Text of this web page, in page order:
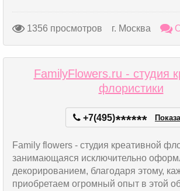
1356 просмотров г. Москва
FamilyFlowers.ru - студия
флористики
+7(495)******
Family flowers - студия креативной
занимающаяся исключительно
декорированием, благодаря этому,
приобретаем огромный опыт в этой